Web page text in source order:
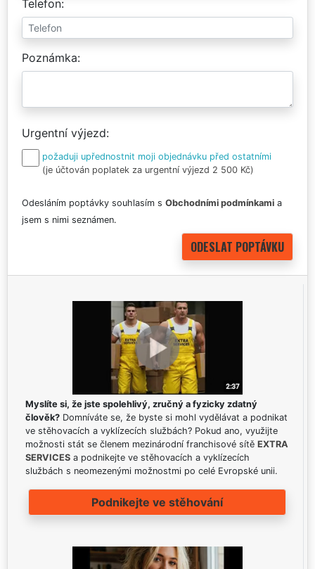
Telefon
Poznámka
Urgentní výjezd
požaduji upřednostnit moji objednávku před ostatními
(je účtován poplatek za urgentní výjezd 2 500 Kč)
Odesláním poptávky souhlasím s Obchodními podmínkami a
jsem s nimi seznámen.
Myslíte si, že jste spolehlivý, zručný a fyzicky zdatný
člověk? Domníváte se, že byste si mohl vydělávat a podnikat
ve stěhovacích a vyklízecích službách? Pokud ano, využijte
možnosti stát se členem mezinárodní franchisové sítě EXTRA
SERVICES a podnikejte ve stěhovacích a vyklízecích
službách s neomezenými možnostmi po celé Evropské unii.
Podnikejte ve stěhování